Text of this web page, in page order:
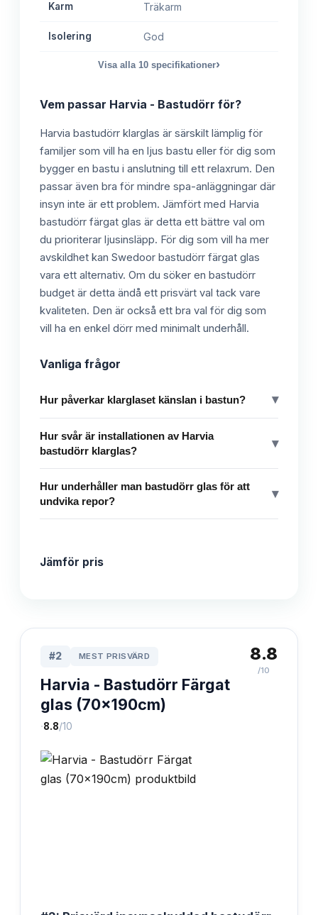
Karm Träkarm
Isolering God
Visa alla 10 specifikationer›
Vem passar Harvia - Bastudörr för?
Harvia bastudörr klarglas är särskilt lämplig för
familjer som vill ha en ljus bastu eller för dig som
bygger en bastu i anslutning till ett relaxrum. Den
passar även bra för mindre spa-anläggningar där
insyn inte är ett problem. Jämfört med Harvia
bastudörr färgat glas är detta ett bättre val om
du prioriterar ljusinsläpp. För dig som vill ha mer
avskildhet kan Swedoor bastudörr färgat glas
vara ett alternativ. Om du söker en bastudörr
budget är detta ändå ett prisvärt val tack vare
kvaliteten. Den är också ett bra val för dig som
vill ha en enkel dörr med minimalt underhåll.
Vanliga frågor
Hur påverkar klarglaset känslan i bastun? ▾
Hur svår är installationen av Harvia
bastudörr klarglas?
▾
Hur underhåller man bastudörr glas för att
undvika repor?
▾
Jämför pris
#2 MEST PRISVÄRD
Harvia - Bastudörr Färgat
glas (70x190cm)
·8.8/10
8.8
/10